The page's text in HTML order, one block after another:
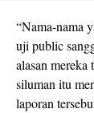
“Nama-nama
uji public
alasan
siluman itu
laporan